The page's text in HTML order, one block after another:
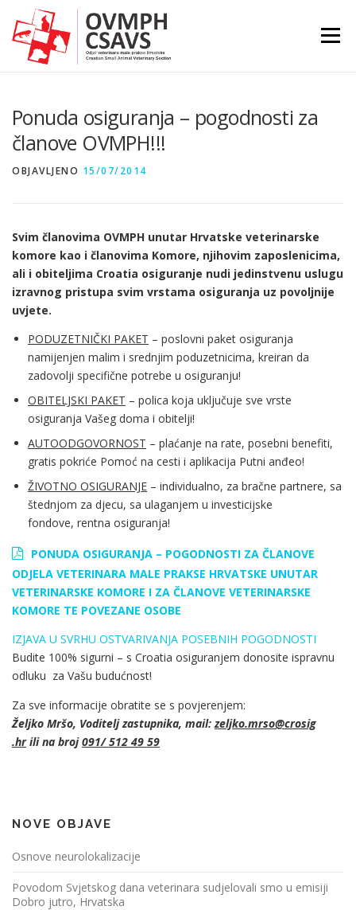
Preskoči
sadržaj
Izbornik
Ponuda osiguranja – pogodnosti za
članove OVMPH!!!
OBJAVLJENO 15/07/2014
Svim članovima OVMPH unutar Hrvatske veterinarske
komore kao i članovima Komore, njihovim zaposlenicima,
ali i obiteljima Croatia osiguranje nudi jedinstvenu uslugu
izravnog pristupa svim vrstama osiguranja uz povoljnije
uvjete.
PODUZETNIČKI PAKET – poslovni paket osiguranja
namijenjen malim i srednjim poduzetnicima, kreiran da
zadovolji specifične potrebe u osiguranju!
OBITELJSKI PAKET – polica koja uključuje sve vrste
osiguranja Vašeg doma i obitelji!
AUTOODGOVORNOST – plaćanje na rate, posebni benefiti,
gratis pokriće Pomoć na cesti i aplikacija Putni anđeo!
ŽIVOTNO OSIGURANJE – individualno, za bračne partnere, sa
štednjom za djecu, sa ulaganjem u investicijske
fondove, rentna osiguranja!
PONUDA OSIGURANJA – POGODNOSTI ZA ČLANOVE
ODJELA VETERINARA MALE PRAKSE HRVATSKE UNUTAR
VETERINARSKE KOMORE I ZA ČLANOVE VETERINARSKE
KOMORE TE POVEZANE OSOBE
IZJAVA U SVRHU OSTVARIVANJA POSEBNIH POGODNOSTI
Budite 100% sigurni – s Croatia osiguranjem donosite ispravnu
odluku za Vašu budućnost!
Za sve informacije obratite se s povjerenjem:
Željko Mršo, Voditelj zastupnika, mail: zeljko.mrso@crosig
.hrili na broj091/ 512 49 59
NOVE OBJAVE
Osnove neurolokalizacije
Povodom Svjetskog dana veterinara sudjelovali smo u emisiji
Dobro jutro, Hrvatska